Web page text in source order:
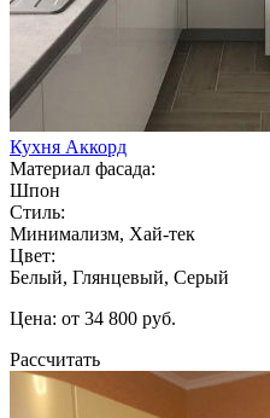
Кухня Аккорд
Материал фасада:
Шпон
Стиль:
Минимализм, Хай-тек
Цвет:
Белый, Глянцевый, Серый
Цена: от 34 800 руб.
Рассчитать